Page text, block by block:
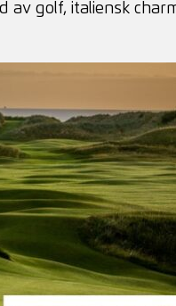
av golf, italiensk